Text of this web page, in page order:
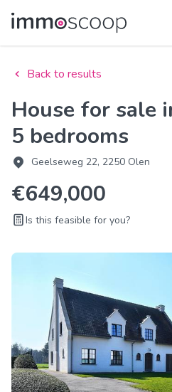
Back to results
House for sale in Olen with
5 bedrooms
Geelseweg 22, 2250 Olen
€649,000
Is this feasible for you?